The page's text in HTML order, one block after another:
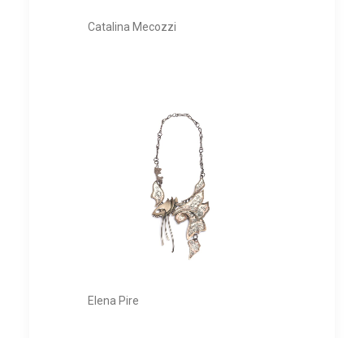
Catalina Mecozzi
Elena Pire